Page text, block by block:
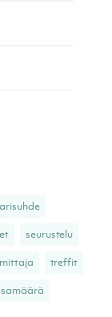
seurustelu
treffit